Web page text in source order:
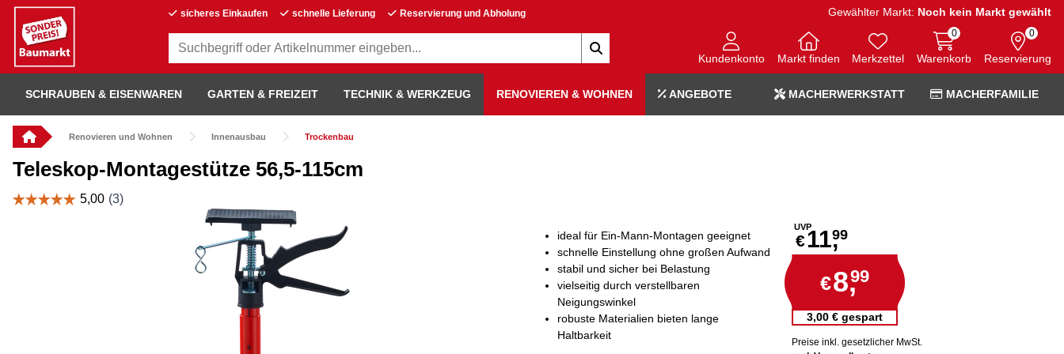
sicheres Einkaufen schnelle Lieferung Reservierung und Abholung Gewählter Markt: Noch kein Markt gewählt
Kundenkonto Markt finden Merkzettel Warenkorb
0
Reservierung
0
SCHRAUBEN & EISENWAREN GARTEN & FREIZEIT TECHNIK & WERKZEUG RENOVIEREN & WOHNEN ANGEBOTE MACHERWERKSTATT MACHERFAMILIE
Renovieren und Wohnen Innenausbau Trockenbau
Teleskop-Montagestütze 56,5-115cm
UVP
€11,99
€8,99
3,00 € gespart
Preise inkl. gesetzlicher MwSt.
ideal für Ein-Mann-Montagen geeignet
schnelle Einstellung ohne großen Aufwand
stabil und sicher bei Belastung
vielseitig durch verstellbaren
Neigungswinkel
robuste Materialien bieten lange
Haltbarkeit